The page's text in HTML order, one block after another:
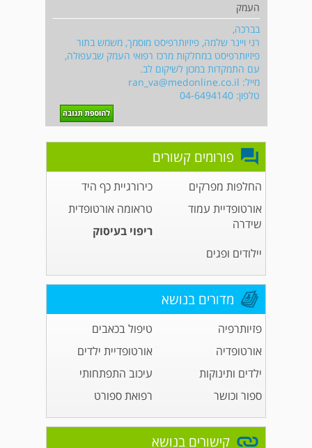
העמק
בברכה,
רני ויינר שלמה, פיזיותרפיסט מוסמך, משמש בתור
פיזיותרפיסט במחלקות מרכז רפואי העמק שבעפולה,
עם התמקדות במכון לשיקום לב.
מייל: ran_va@medonline.co.il
טלפון: 04-6494140
פורומים קשורים
החלפות מפרקים
כירורגיית כף היד
אורטופדיית עמוד
שידרה
טראומה אורטופדית
ריפוי בעיסוק
יילודים ופגים
מדורים בנושא
פזיותרפיה
טיפול בכאבים
אורטופדיה
אורטופדיית ילדים
ילדים ותינוקות
עיכוב התפתחותי
ספור וכושר
רפואת ספורט
קישורים בנושא